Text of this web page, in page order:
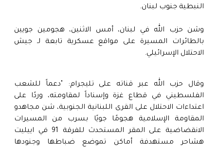
النبطية جنوب لبنان.
وشن حزب الله في لبنان، أمس الاثنين، هجومين جويين
بالطائرات المسيرة على مواقع عسكرية تابعة لـ جيش
الاحتلال الإسرائيلي.
وقال حزب الله عبر قناته على تليجرام: "دعماً للشعب
الفلسطيني في قطاع غزة وإسناداً لمقاومته، وردًا على
‌‏اعتداءات الاحتلال على القرى اللبنانية الجنوبية، شن مجاهدو
‌‏‌‏المقاومة الإسلامية ‏هجومًا جويًا ‏بسرب من المسيرات
الانقضاضية على المقر المستحدث للفرقة 91 في اييليت
هشاحر مستهدفة ‏أماكن تموضع ضباطها وجنودها